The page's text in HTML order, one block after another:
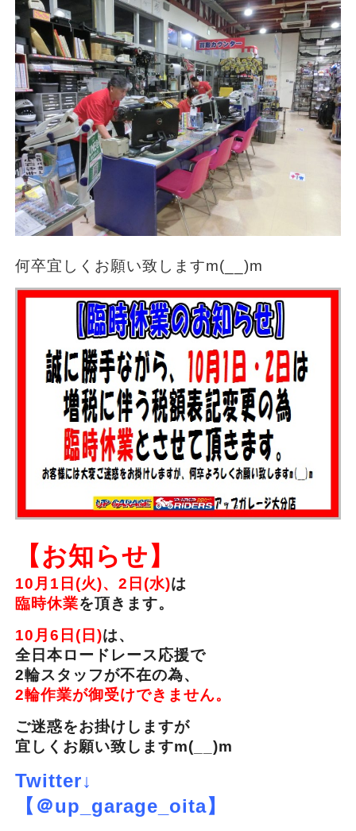
何卒宜しくお願い致しますm(__)m
【お知らせ】
10月1日(火)、2日(水)は
臨時休業を頂きます。
10月6日(日)は、
全日本ロードレース応援で
2輪スタッフが不在の為、
2輪作業が御受けできません。
ご迷惑をお掛けしますが
宜しくお願い致しますm(__)m
Twitter↓
【＠up_garage_oita】